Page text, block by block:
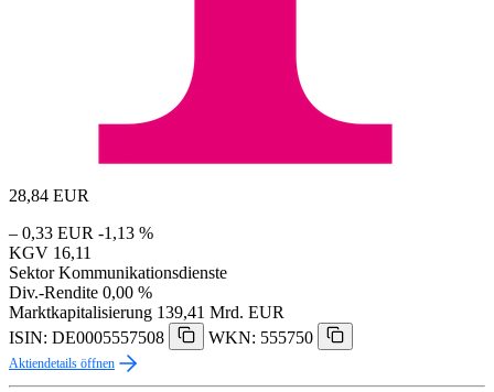
28,84 EUR
– 0,33 EUR -1,13 %
KGV 16,11
Sektor Kommunikationsdienste
Div.-Rendite 0,00 %
Marktkapitalisierung 139,41 Mrd. EUR
ISIN: DE0005557508
WKN: 555750
Aktiendetails öffnen